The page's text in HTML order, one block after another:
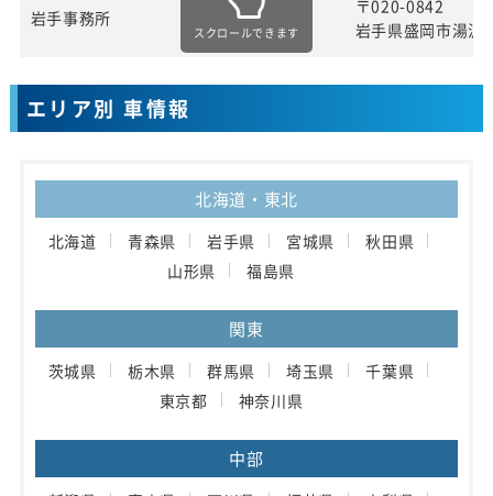
岩手事務所
〒020-0842
岩手県盛岡市湯沢
スクロールできます
エリア別 車情報
北海道・東北
北海道 青森県 岩手県 宮城県
秋田県
山形県
福島県
関東
茨城県 栃木県 群馬県 埼玉県
千葉県
東京都
神奈川県
中部